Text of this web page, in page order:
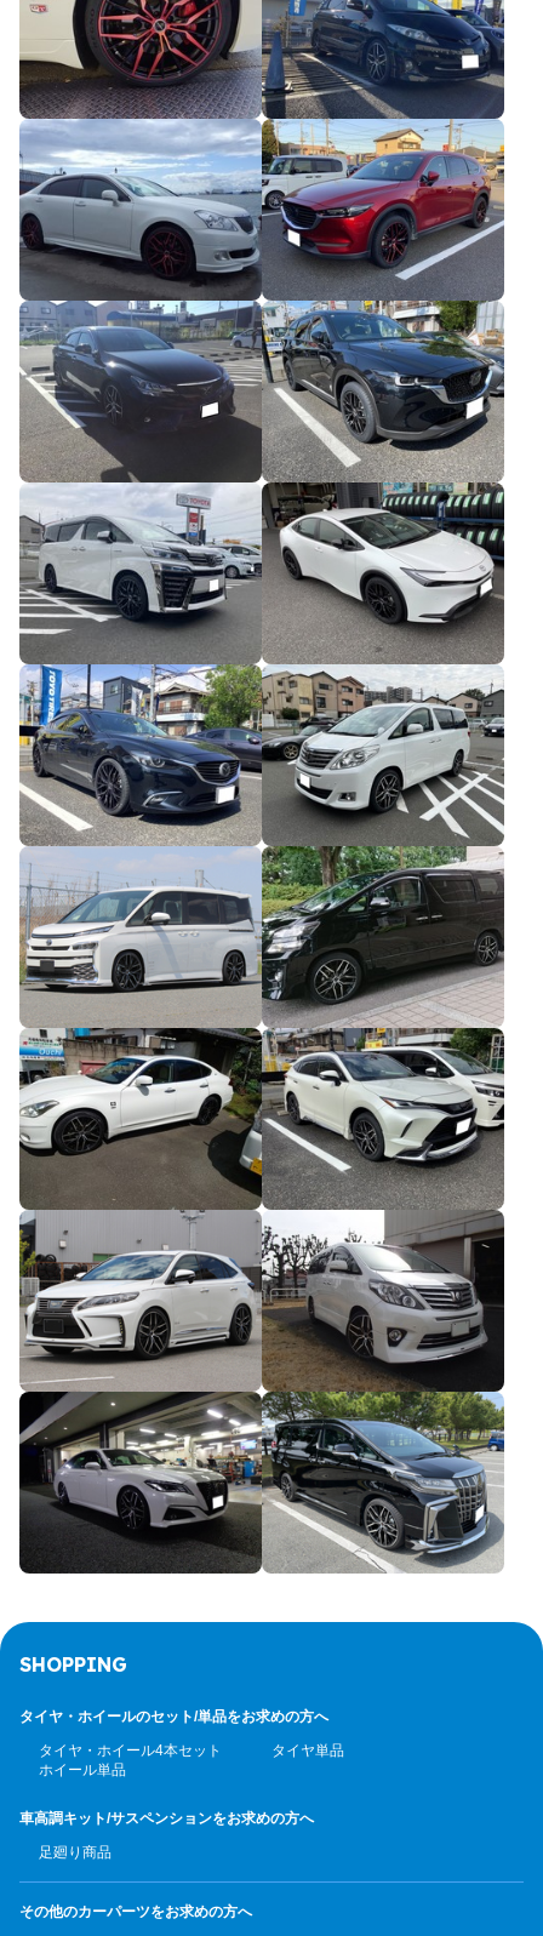
SHOPPING
タイヤ・ホイールのセット/単品をお求めの方へ
タイヤ・ホイール4本セット
タイヤ単品
ホイール単品
車高調キット/サスペンションをお求めの方へ
足廻り商品
その他のカーパーツをお求めの方へ